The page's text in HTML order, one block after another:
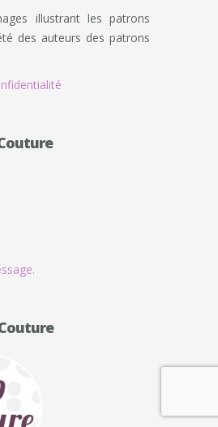
illustrant les patrons
des auteurs des patrons